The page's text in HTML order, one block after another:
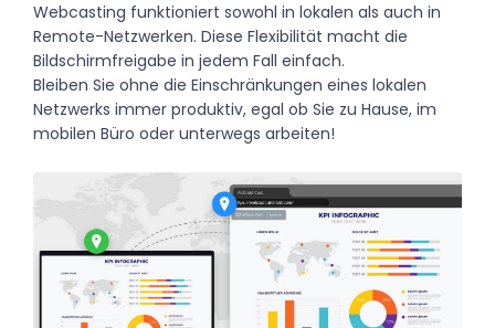
Webcasting funktioniert sowohl in lokalen als auch in
Remote-Netzwerken. Diese Flexibilität macht die
Bildschirmfreigabe in jedem Fall einfach.
Bleiben Sie ohne die Einschränkungen eines lokalen
Netzwerks immer produktiv, egal ob Sie zu Hause, im
mobilen Büro oder unterwegs arbeiten!